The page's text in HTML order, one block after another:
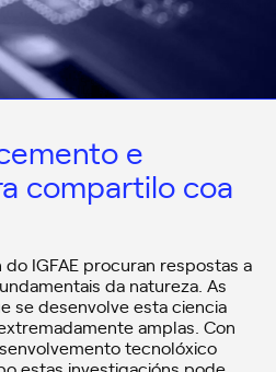
e
compartilo coa
IGFAE procuran respostas a
da natureza. As
se desenvolve esta ciencia
amplas. Con
tecnolóxico